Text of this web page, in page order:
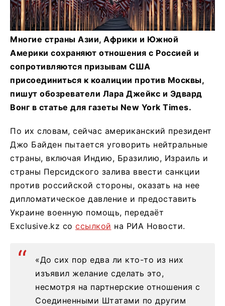
Многие страны Азии, Африки и Южной
Америки сохраняют отношения с Россией и
сопротивляются призывам США
присоединиться к коалиции против Москвы,
пишут обозреватели Лара Джейкс и Эдвард
Вонг в статье для газеты New York Times.
По их словам, сейчас американский президент
Джо Байден пытается уговорить нейтральные
страны, включая Индию, Бразилию, Израиль и
страны Персидского залива ввести санкции
против российской стороны, оказать на нее
дипломатическое давление и предоставить
Украине военную помощь, передаёт
Exclusive.kz со ссылкой на РИА Новости.
«До сих пор едва ли кто-то из них
изъявил желание сделать это,
несмотря на партнерские отношения с
Соединенными Штатами по другим